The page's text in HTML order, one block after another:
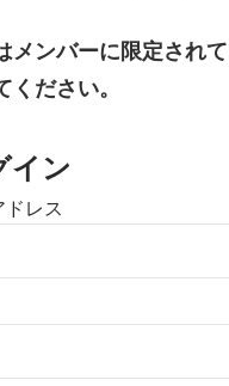
メンバーに限定され
ださい。
イン
レス